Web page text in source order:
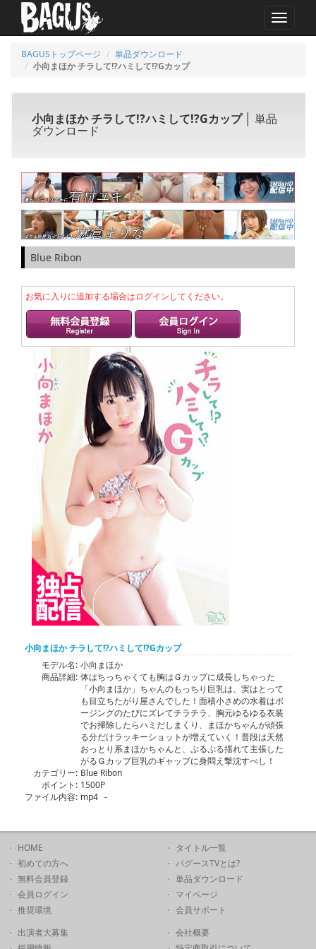
MENU
BAGUSトップページ
単品ダウンロード
小向まほか チラして!?ハミして!?Gカップ
小向まほか チラして!?ハミして!?Gカップ│ 単品
ダウンロード
Blue Ribon
お気に入りに追加する場合はログインしてください。
小向まほか チラして!?ハミして!?Gカップ
モデル名: 小向まほか
商品詳細: 体はちっちゃくても胸はＧカップに成長しちゃった
「小向まほか」ちゃんのもっちり巨乳は、実はとって
も目立ちたがり屋さんでした！面積小さめの水着はポ
ージングのたびにズレてチラチラ、胸元ゆるゆる衣装
でお掃除したらハミだしまくり、まほかちゃんが頑張
る分だけラッキーショットが増えていく！普段は天然
おっとり系まほかちゃんと、ぷるぷる揺れて主張した
がるＧカップ巨乳のギャップに身悶え撃沈すべし！
カテゴリー: Blue Ribon
ポイント: 1500P
ファイル内容: mp4 -
HOME
初めての方へ
無料会員登録
会員ログイン
推奨環境
タイトル一覧
バグースTVとは?
単品ダウンロード
マイページ
会員サポート
出演者大募集
会社概要